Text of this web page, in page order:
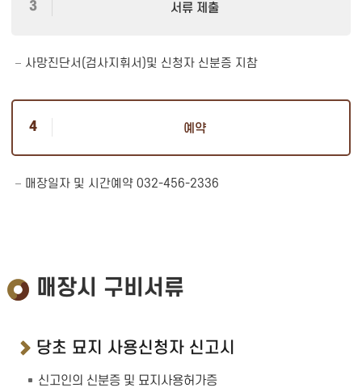
서류 제출
사망진단서(검사지휘서)및 신청자 신분증 지참
예약
매장일자 및 시간예약 032-456-2336
매장시 구비서류
당초 묘지 사용신청자 신고시
신고인의 신분증 및 묘지사용허가증